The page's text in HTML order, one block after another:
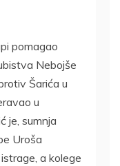
pomagao
Nebojše
Šarića u
u
je, sumnja
Uroša
a kolege